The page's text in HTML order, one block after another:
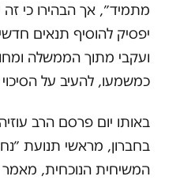
מתמיד״, אך הבהירו כי
יפסיק להוסיף תנאים
ועקבי מתוך הממשלה
כמשמעו, להעיב על
באותו יום פרסם הרב
בחברון, מראשי תנועת
המשיחית הנוכחית,